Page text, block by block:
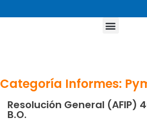
Categoría Informes:
Resolución General (AFIP)
B.O.